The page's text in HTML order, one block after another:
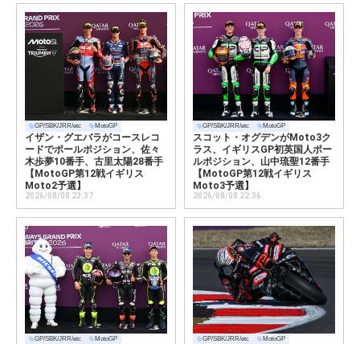
GP/SBK/JRR/etc MotoGP
イザン・グエバラがコースレコ
ードでポールポジション、佐々
木歩夢10番手、古里太陽28番手
【MotoGP第12戦イギリス
Moto2予選】
2026/08/08 23:37
GP/SBK/JRR/etc MotoGP
スコット・オグデンがMoto3ク
ラス、イギリスGP初英国人ポー
ルポジション、山中琉聖12番手
【MotoGP第12戦イギリス
Moto3予選】
2026/08/08 22:36
GP/SBK/JRR/etc MotoGP GP/SBK/JRR/etc MotoGP